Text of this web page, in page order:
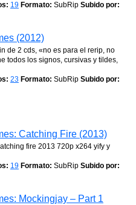
19 Formato: SubRip Subido por:
(2012)
de 2 cds, «no es para el rerip, no
todos los signos, cursivas y tildes,
23 Formato: SubRip Subido por:
Catching Fire (2013)
fire 2013 720p x264 yify y
19 Formato: SubRip Subido por:
Mockingjay – Part 1